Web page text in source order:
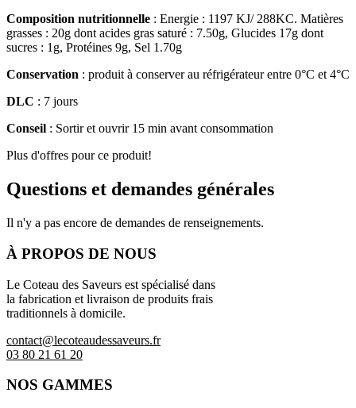
Composition nutritionnelle : Energie : 1197 KJ/ 288KC. Matières
grasses : 20g dont acides gras saturé : 7.50g, Glucides 17g dont
sucres : 1g, Protéines 9g, Sel 1.70g
Conservation : produit à conserver au réfrigérateur entre 0°C et 4°C
DLC : 7 jours
Conseil : Sortir et ouvrir 15 min avant consommation
Plus d'offres pour ce produit!
Questions et demandes générales
Il n'y a pas encore de demandes de renseignements.
À PROPOS DE NOUS
Le Coteau des Saveurs est spécialisé dans
la fabrication et livraison de produits frais
traditionnels à domicile.
contact@lecoteaudessaveurs.fr
03 80 21 61 20
NOS GAMMES